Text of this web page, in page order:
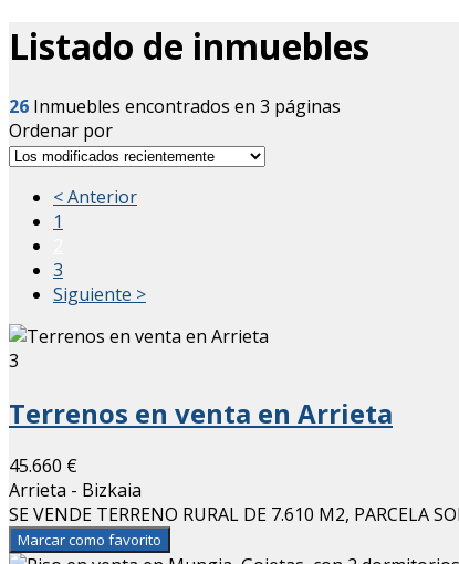
Listado de inmuebles
26 Inmuebles encontrados en 3 páginas
Ordenar por
< Anterior
1
3
Siguiente >
3
Terrenos en venta en Arrieta
45.660 €
Arrieta - Bizkaia
SE VENDE TERRENO RURAL DE 7.610 M2, PARCELA
Marcar como favorito